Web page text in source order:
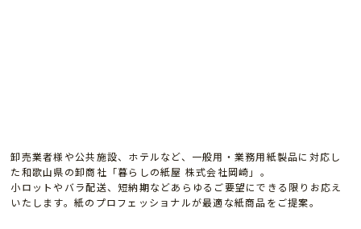
卸売業者様や公共施設、ホテルなど、一般用・業務用紙製品に対応し
た和歌山県の卸商社「暮らしの紙屋 株式会社岡崎」。
小ロットやバラ配送、短納期などあらゆるご要望にできる限りお応え
いたします。紙のプロフェッショナルが最適な紙商品をご提案。